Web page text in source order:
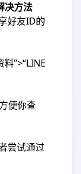
决方法
好友ID的
”>“LINE
便你查
尝试通过